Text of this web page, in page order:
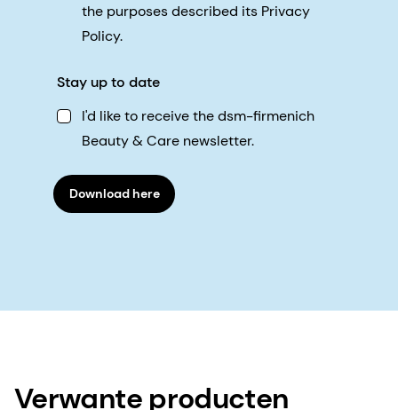
the purposes described its Privacy
Policy.
Stay up to date
I'd like to receive the dsm-firmenich
Beauty & Care newsletter.
Download here
Verwante producten